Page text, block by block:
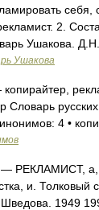
себя,
2.
Ушакова.
Ушакова
Словарь
4 •
— РЕКЛАМИСТ, а,
и. Толковый
1949